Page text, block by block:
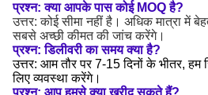
प्रश्न: क्या आपके पास कोई MOQ है?
उत्तर: कोई सीमा नहीं है। अधिक मात्रा में
सबसे अच्छी कीमत की जांच करेंगे।
प्रश्न: डिलीवरी का समय क्या है?
उत्तर: आम तौर पर 7-15 दिनों के भीतर,
लिए व्यवस्था करेंगे।
प्रश्न: आप हमसे क्या खरीद सकते हैं?